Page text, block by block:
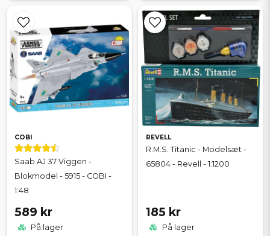
COBI
Saab AJ 37 Viggen -
Blokmodel - 5915 - COBI -
1:48
589 kr
På lager
REVELL
R.M.S. Titanic - Modelsæt -
65804 - Revell - 1:1200
185 kr
På lager